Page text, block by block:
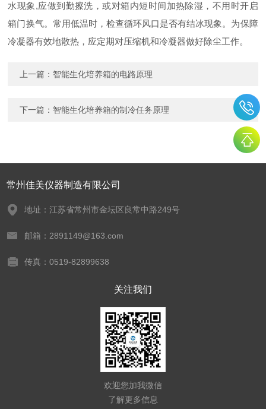
水现象,应做到勤擦洗，或对箱内短时间加热除湿，不用时开启
箱门换气。常用低温时，检查循环风口是否有结冰现象。为保障
冷凝器有效地散热，应定期对压缩机和冷凝器做好除尘工作。
上一篇： 智能生化培养箱的电路原理
下一篇： 智能生化培养箱的制冷任务原理
常州佳美仪器制造有限公司
地址：江苏省常州市金坛区良常中路249号
邮箱：2891149@163.com
传真：0519-82899638
关注我们
欢迎您加我微信
了解更多信息